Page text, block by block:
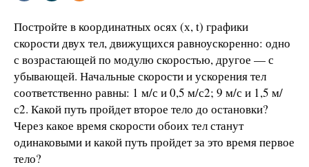
Постройте в координатных осях (х, t) графики
скорости двух тел, движущихся равноускоренно: одно
с возрастающей по модулю скоростью, другое — с
убывающей. Начальные скорости и ускорения тел
соответственно равны: 1 м/с и 0,5 м/с2; 9 м/с и 1,5 м/
с2. Какой путь пройдет второе тело до остановки?
Через какое время скорости обоих тел станут
одинаковыми и какой путь пройдет за это время первое
тело?